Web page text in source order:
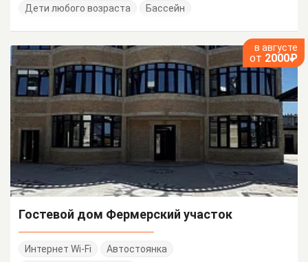
Дети любого возраста
Бассейн
в августе
от 2000₽
Гостевой дом Фермерский участок
Интернет Wi-Fi
Автостоянка